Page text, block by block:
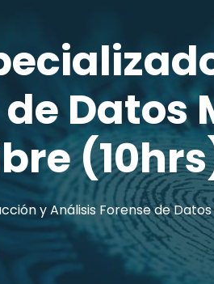
Datos
y Análisis Forense de